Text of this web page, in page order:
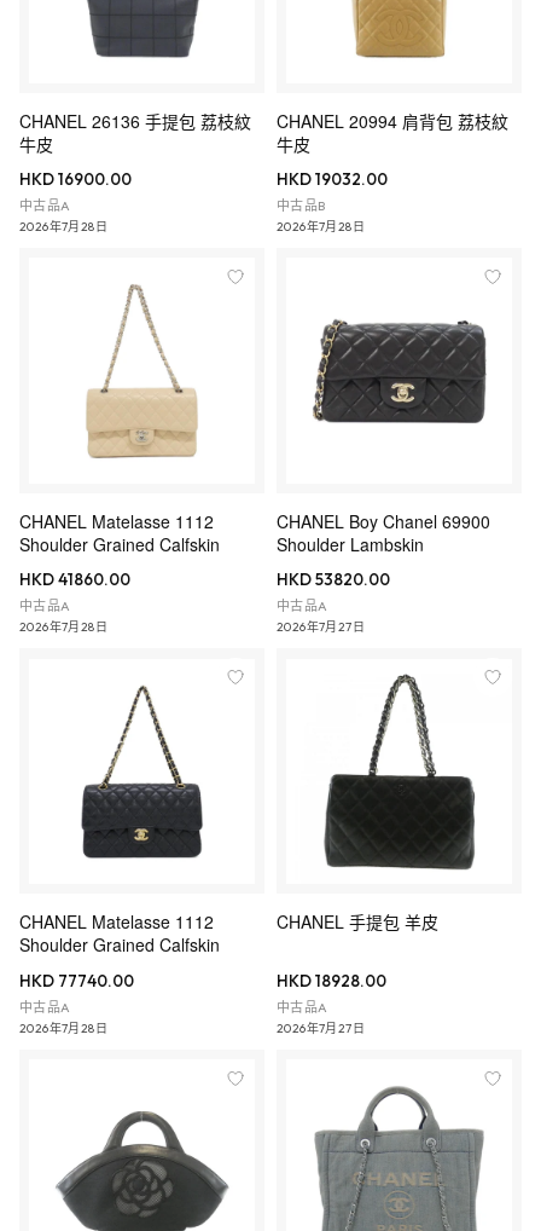
CHANEL 26136 手提包 荔枝紋
牛皮
HKD 16900.00
中古品A
2026年7月28日
CHANEL 20994 肩背包 荔枝紋
牛皮
HKD 19032.00
中古品B
2026年7月28日
CHANEL Matelasse 1112
Shoulder Grained Calfskin
HKD 41860.00
中古品A
2026年7月28日
CHANEL Boy Chanel 69900
Shoulder Lambskin
HKD 53820.00
中古品A
2026年7月27日
CHANEL Matelasse 1112
Shoulder Grained Calfskin
HKD 77740.00
中古品A
2026年7月28日
CHANEL 手提包 羊皮
HKD 18928.00
中古品A
2026年7月27日